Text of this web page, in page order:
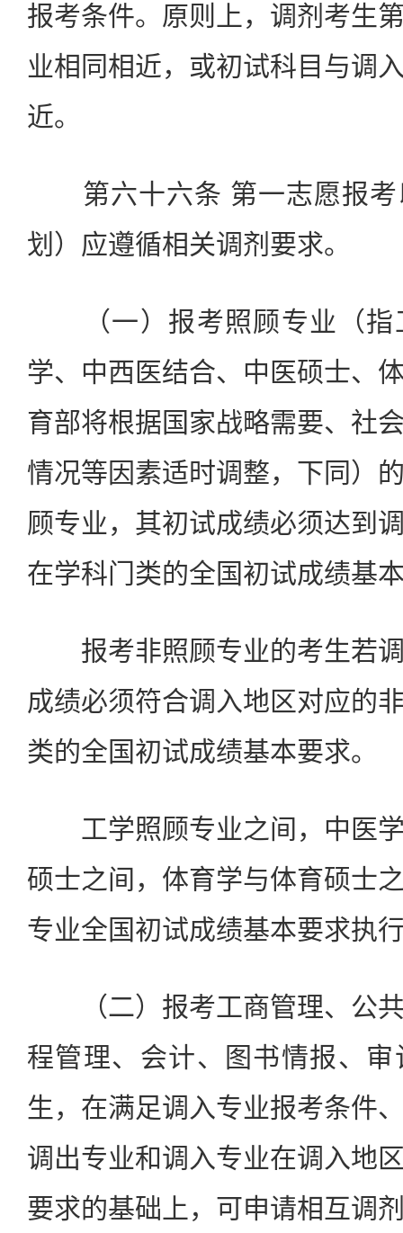
报考条件。原则上，调剂考生
业相同相近，或初试科目与调
近。
第六十六条 第一志愿报考
划）应遵循相关调剂要求。
（一）报考照顾专业（指
学、中西医结合、中医硕士、
育部将根据国家战略需要、社
情况等因素适时调整，下同）
顾专业，其初试成绩必须达到
在学科门类的全国初试成绩基
报考非照顾专业的考生若调
成绩必须符合调入地区对应的
类的全国初试成绩基本要求。
工学照顾专业之间，中医学
硕士之间，体育学与体育硕士
专业全国初试成绩基本要求执
（二）报考工商管理、公共
程管理、会计、图书情报、
生，在满足调入专业报考条件
调出专业和调入专业在调入地
要求的基础上，可申请相互调